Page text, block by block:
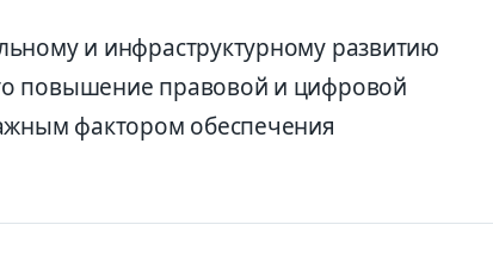
и инфраструктурному развитию
повышение правовой и цифровой
фактором обеспечения